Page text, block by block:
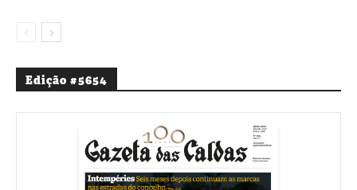
Edição #5654